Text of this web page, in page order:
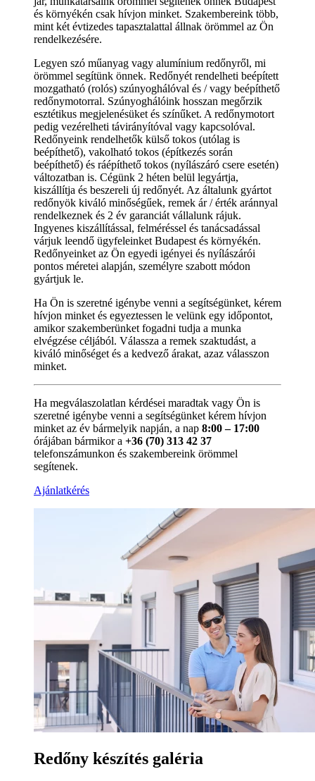
és környékén csak hívjon minket. Szakembereink több,
mint két évtizedes tapasztalattal állnak örömmel az Ön
rendelkezésére.
Legyen szó műanyag vagy alumínium redőnyről, mi
örömmel segítünk önnek. Redőnyét rendelheti beépített
mozgatható (rolós) szúnyoghálóval és / vagy beépíthető
redőnymotorral. Szúnyoghálóink hosszan megőrzik
esztétikus megjelenésüket és színűket. A redőnymotort
pedig vezérelheti távirányítóval vagy kapcsolóval.
Redőnyeink rendelhetők külső tokos (utólag is
beépíthető), vakolható tokos (építkezés során
beépíthető) és ráépíthető tokos (nyílászáró csere esetén)
változatban is. Cégünk 2 héten belül legyártja,
kiszállítja és beszereli új redőnyét. Az általunk gyártot
redőnyök kiváló minőségűek, remek ár / érték aránnyal
rendelkeznek és 2 év garanciát vállalunk rájuk.
Ingyenes kiszállítással, felméréssel és tanácsadással
várjuk leendő ügyfeleinket Budapest és környékén.
Redőnyeinket az Ön egyedi igényei és nyílászárói
pontos méretei alapján, személyre szabott módon
gyártjuk le.
Ha Ön is szeretné igénybe venni a segítségünket, kérem
hívjon minket és egyeztessen le velünk egy időpontot,
amikor szakemberünket fogadni tudja a munka
elvégzése céljából. Válassza a remek szaktudást, a
kiváló minőséget és a kedvező árakat, azaz válasszon
minket.
Ha megválaszolatlan kérdései maradtak vagy Ön is
szeretné igénybe venni a segítségünket kérem hívjon
minket az év bármelyik napján, a nap 8:00 – 17:00
órájában bármikor a +36 (70) 313 42 37
telefonszámunkon és szakembereink örömmel
segítenek.
Ajánlatkérés
Redőny készítés galéria